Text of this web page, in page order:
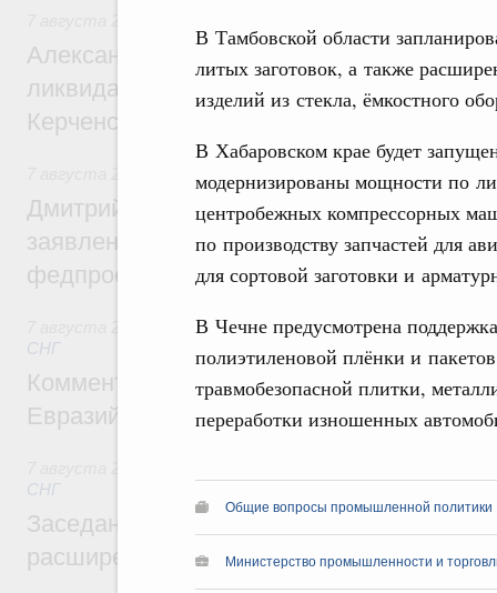
В Тамбовской области
литых заготовок, а также
изделий из стекла, ёмкостного
В Хабаровском крае будет
модернизированы мощности по
центробежных компрессорных
по производству запчастей для
для сортовой заготовки и
В Чечне предусмотрена
полиэтиленовой плёнки и
травмобезопасной плитки,
переработки изношенных
Общие вопросы промышленной политики
Министерство промышленности и
Александр Козлов провёл заседание
ликвидации последствий чрезвычайной
Керченском проливе
Дмитрий Чернышенко: Установлен
заявлений от абитуриентов колледжей и
федпроекта «Профессионалитет»
Евразийский экономический союз.
СНГ
Комментарий Алексея Оверчука по
Евразийского межправительственного
СНГ
Заседание Евразийского
расширенном составе